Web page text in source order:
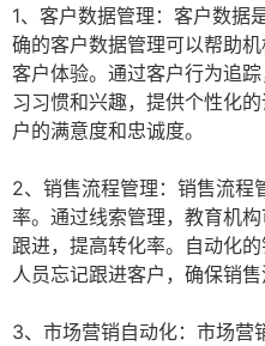
1、客户数据管理：客户数据
确的客户数据管理可以帮助
客户体验。通过客户行为追
习习惯和兴趣，提供个性化
户的满意度和忠诚度。
2、销售流程管理：销售流程
率。通过线索管理，教育机
跟进，提高转化率。自动化
人员忘记跟进客户，确保销售
3、市场营销自动化：市场营